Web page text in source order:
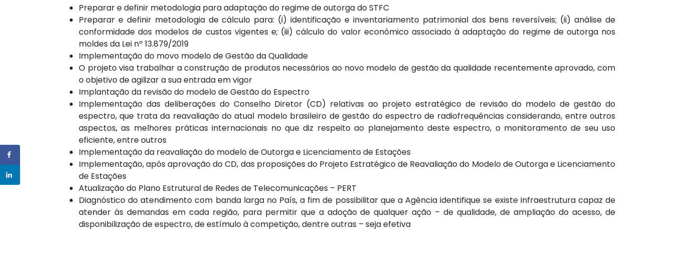
Preparar e definir metodologia para adaptação do regime de outorga do STFC
Preparar e definir metodologia de cálculo para: (i) identificação e inventariamento patrimonial dos bens reversíveis; (ii) análise de
conformidade dos modelos de custos vigentes e; (iii) cálculo do valor econômico associado à adaptação do regime de outorga nos
moldes da Lei nº 13.879/2019
Implementação do movo modelo de Gestão da Qualidade
O projeto visa trabalhar a construção de produtos necessários ao novo modelo de gestão da qualidade recentemente aprovado, com
o objetivo de agilizar a sua entrada em vigor
Implantação da revisão do modelo de Gestão do Espectro
Implementação das deliberações do Conselho Diretor (CD) relativas ao projeto estratégico de revisão do modelo de gestão do
espectro, que trata da reavaliação do atual modelo brasileiro de gestão do espectro de radiofrequências considerando, entre outros
aspectos, as melhores práticas internacionais no que diz respeito ao planejamento deste espectro, o monitoramento de seu uso
eficiente, entre outros
Implementação da reavaliação do modelo de Outorga e Licenciamento de Estações
Implementação, após aprovação do CD, das proposições do Projeto Estratégico de Reavaliação do Modelo de Outorga e Licenciamento
de Estações
Atualização do Plano Estrutural de Redes de Telecomunicações – PERT
Diagnóstico do atendimento com banda larga no País, a fim de possibilitar que a Agência identifique se existe infraestrutura capaz de
atender às demandas em cada região, para permitir que a adoção de qualquer ação – de qualidade, de ampliação do acesso, de
disponibilização de espectro, de estímulo à competição, dentre outras – seja efetiva